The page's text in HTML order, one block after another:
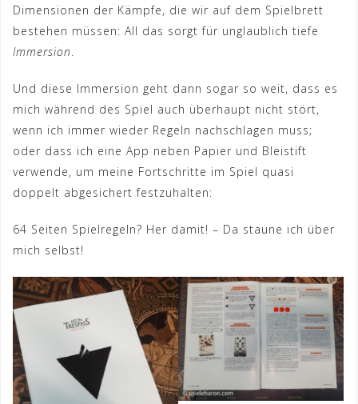
Dimensionen der Kämpfe, die wir auf dem Spielbrett
bestehen müssen: All das sorgt für unglaublich tiefe
Immersion
Und diese Immersion geht dann sogar so weit, dass es
mich während des Spiel auch überhaupt nicht stört,
wenn ich immer wieder Regeln nachschlagen muss;
oder dass ich eine App neben Papier und Bleistift
verwende, um meine Fortschritte im Spiel quasi
doppelt abgesichert festzuhalten:
64 Seiten Spielregeln? Her damit! – Da staune ich über
mich selbst!